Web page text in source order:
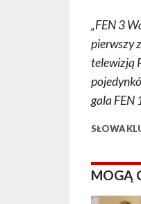
„FEN 3
pierwszy
telewizją
gala FEN
SŁOWA
MOGĄ